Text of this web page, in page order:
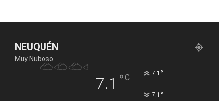
NEUQUÉN
Muy Nuboso
7.1 °C 7.1 °
7.1 °